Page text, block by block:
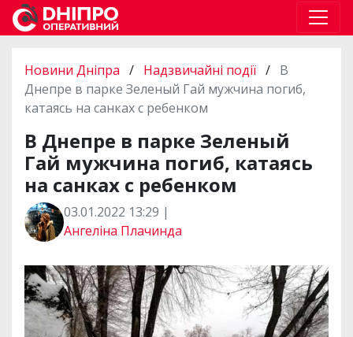
Новини Дніпра / Надзвичайні події / В
Днепре в парке Зеленый Гай мужчина погиб,
катаясь на санках с ребенком
В Днепре в парке Зеленый
Гай мужчина погиб, катаясь
на санках с ребенком
03.01.2022 13:29 |
Ангеліна Плачинда